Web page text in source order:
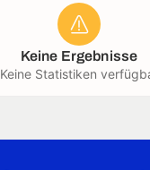
Keine Ergebnisse
Keine Statistiken